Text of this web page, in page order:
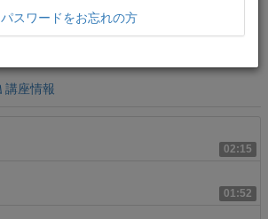
講座情報
02:15
01:52
パスワードをお忘れの方